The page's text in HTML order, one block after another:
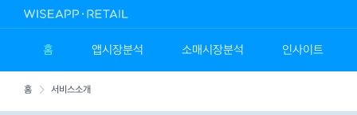
홈 앱시장분석 소매시장분석 인사이트
홈 서비스소개